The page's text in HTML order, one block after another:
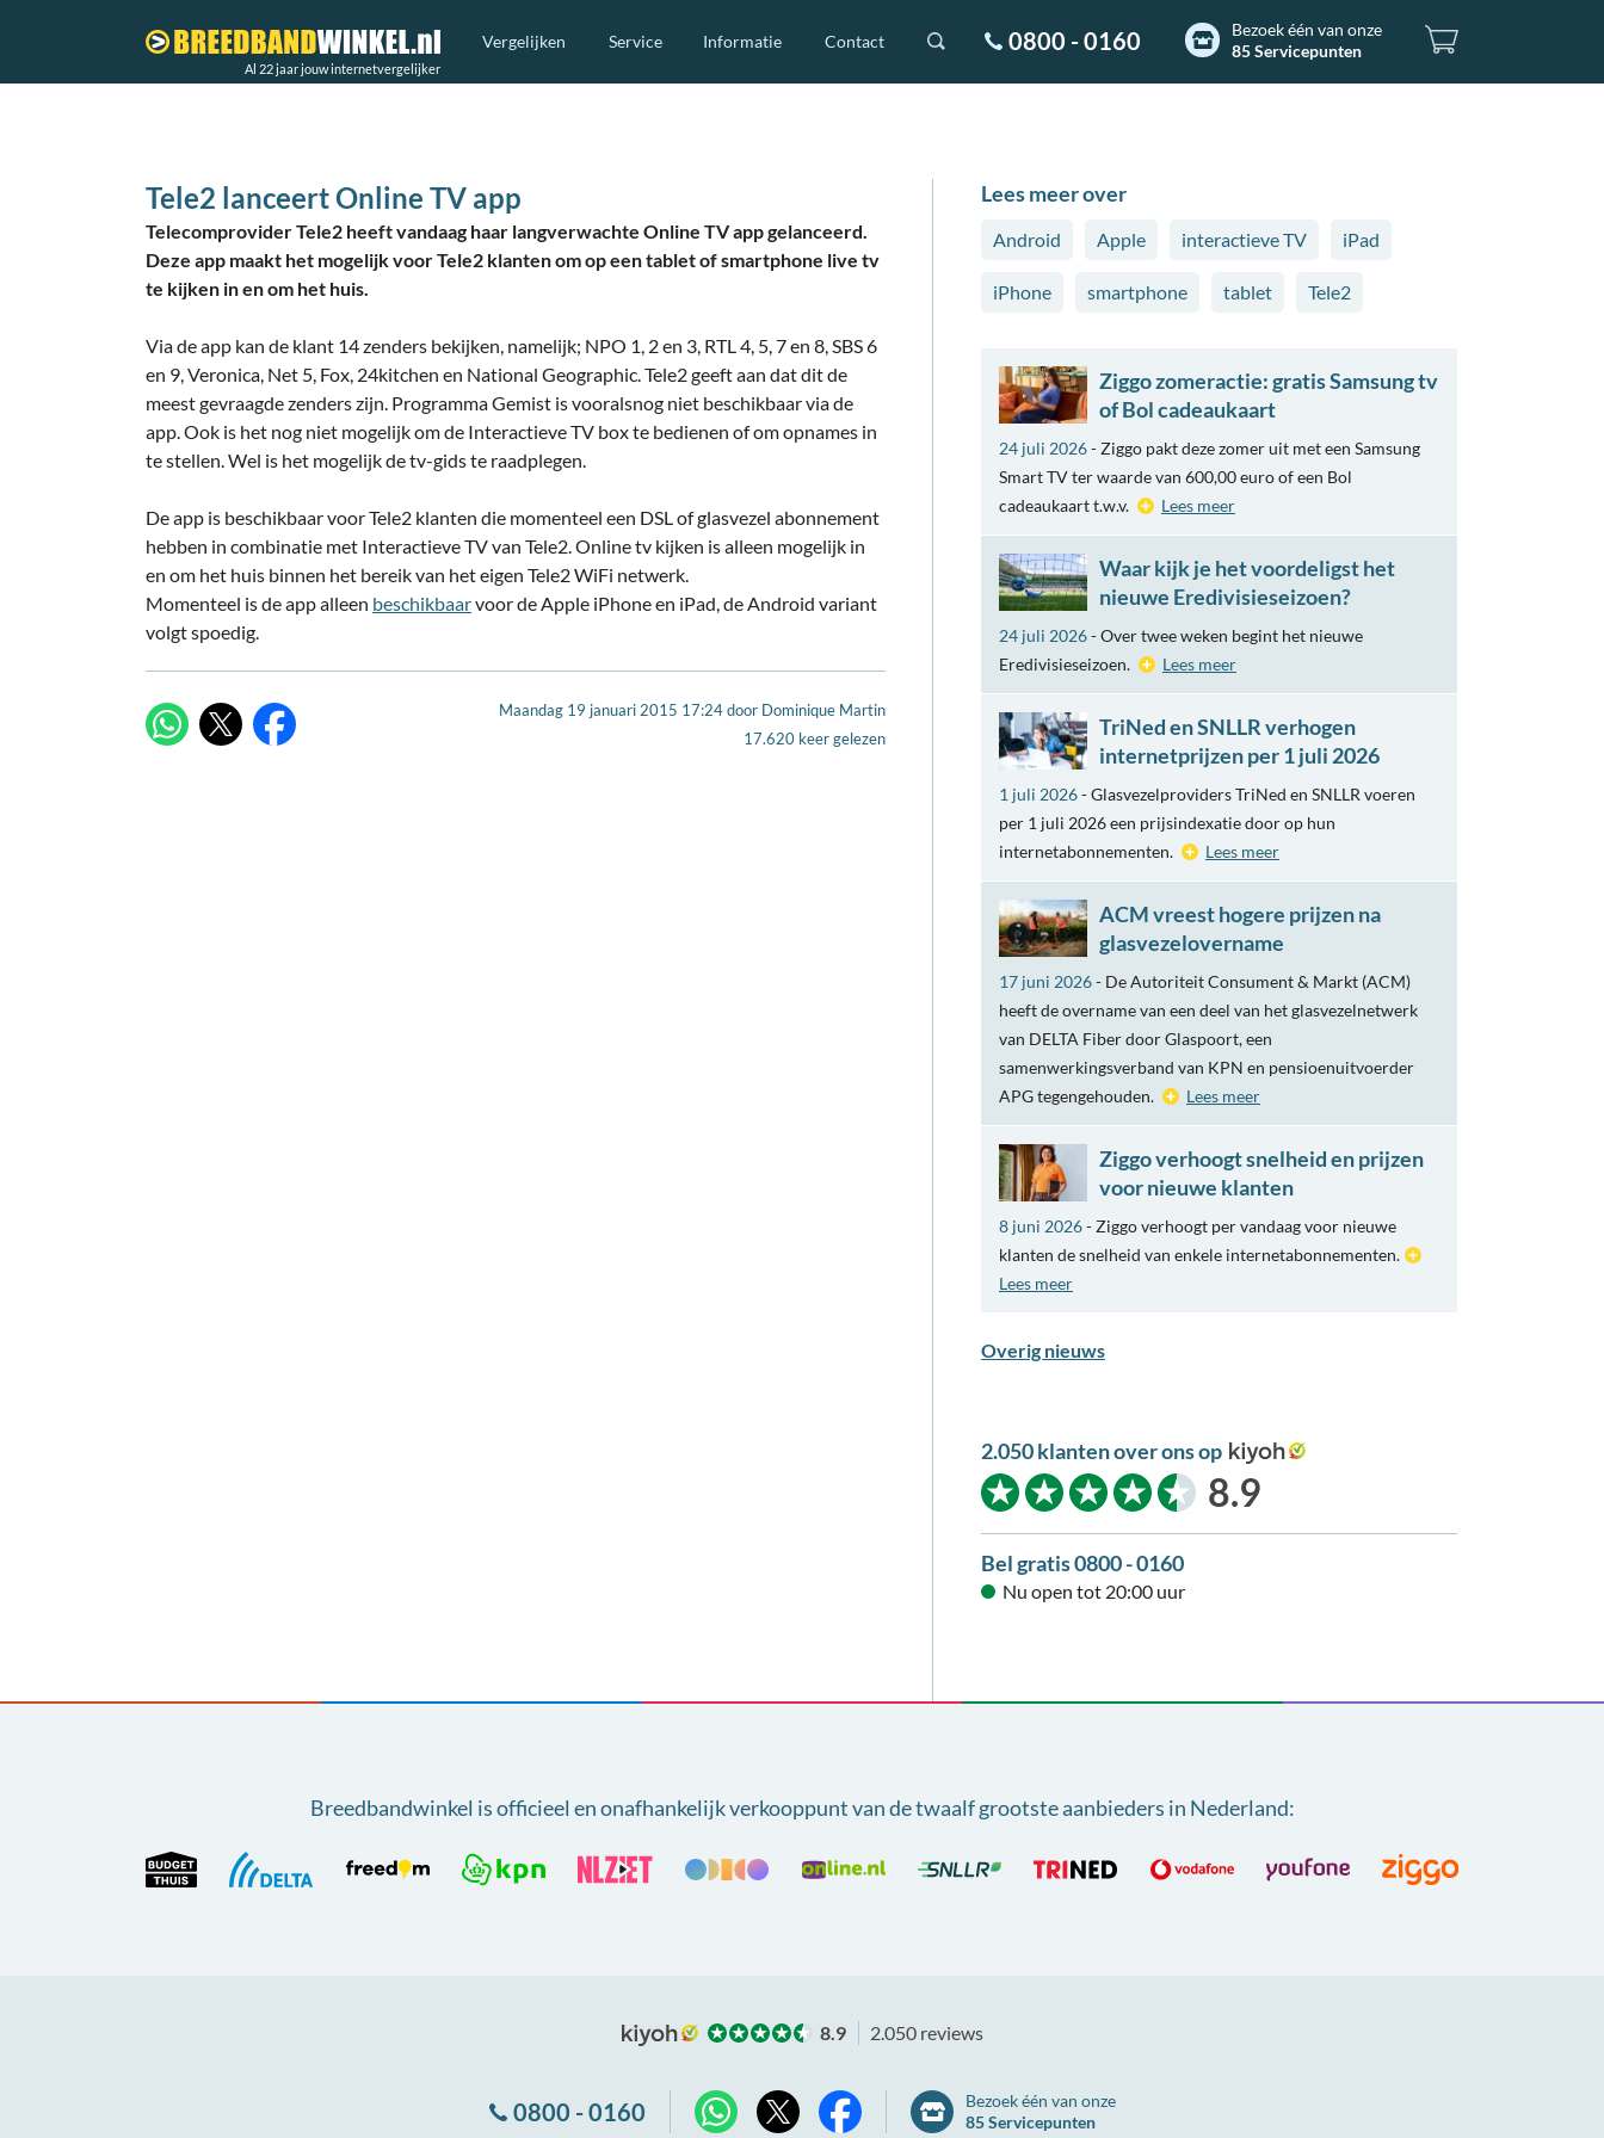
Al 22 jaar jouw internetvergelijker
Vergelijken Service Informatie Contact 0800 - 0160
Bezoek één van onze
85 Servicepunten
Tele2 lanceert Online TV app
Telecomprovider Tele2 heeft vandaag haar langverwachte Online TV app gelanceerd.
Deze app maakt het mogelijk voor Tele2 klanten om op een tablet of smartphone live tv
te kijken in en om het huis.
Via de app kan de klant 14 zenders bekijken, namelijk; NPO 1, 2 en 3, RTL 4, 5, 7 en 8, SBS 6
en 9, Veronica, Net 5, Fox, 24kitchen en National Geographic. Tele2 geeft aan dat dit de
meest gevraagde zenders zijn. Programma Gemist is vooralsnog niet beschikbaar via de
app. Ook is het nog niet mogelijk om de Interactieve TV box te bedienen of om opnames in
te stellen. Wel is het mogelijk de tv-gids te raadplegen.
De app is beschikbaar voor Tele2 klanten die momenteel een DSL of glasvezel abonnement
hebben in combinatie met Interactieve TV van Tele2. Online tv kijken is alleen mogelijk in
en om het huis binnen het bereik van het eigen Tele2 WiFi netwerk.
Momenteel is de app alleen beschikbaarvoor de Apple iPhone en iPad, de Android variant
volgt spoedig.
Maandag 19 januari 2015 17:24door Dominique Martin
17.620 keer gelezen
Lees meer over
Android Apple interactieve TV iPad
iPhone smartphone tablet Tele2
Ziggo zomeractie: gratis Samsung tv
of Bol cadeaukaart
24 juli 2026- Ziggo pakt deze zomer uit met een Samsung
Smart TV ter waarde van 600,00 euro of een Bol
cadeaukaart t.w.v.
Lees meer
Waar kijk je het voordeligst het
nieuwe Eredivisieseizoen?
24 juli 2026- Over twee weken begint het nieuwe
Eredivisieseizoen.
Lees meer
TriNed en SNLLR verhogen
internetprijzen per 1 juli 2026
1 juli 2026- Glasvezelproviders TriNed en SNLLR voeren
per 1 juli 2026 een prijsindexatie door op hun
internetabonnementen.
Lees meer
ACM vreest hogere prijzen na
glasvezelovername
17 juni 2026- De Autoriteit Consument & Markt (ACM)
heeft de overname van een deel van het glasvezelnetwerk
van DELTA Fiber door Glaspoort, een
samenwerkingsverband van KPN en pensioenuitvoerder
APG tegengehouden.
Lees meer
Ziggo verhoogt snelheid en prijzen
voor nieuwe klanten
8 juni 2026- Ziggo verhoogt per vandaag voor nieuwe
klanten de snelheid van enkele internetabonnementen.
Lees meer
Overig nieuws
2.050 klanten over ons op
kiyoh
8.9
Bel gratis 0800 - 0160
Nu open tot 20:00 uur
Breedbandwinkel is officieel en onafhankelijk verkooppunt vande twaalf grootste aanbieders in Nederland:
8.9 2.050 reviews
0800 - 0160
Bezoek één van onze
85 Servicepunten